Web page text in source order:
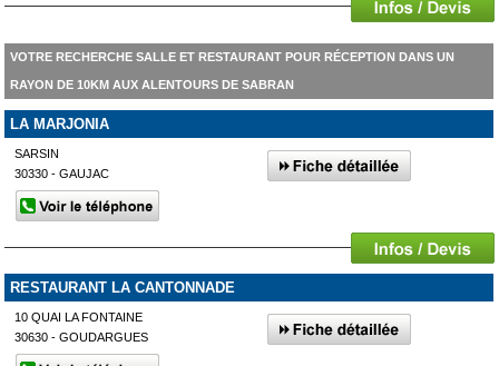
VOTRE RECHERCHE SALLE ET RESTAURANT POUR RÉCEPTION DANS UN
RAYON DE 10KM AUX ALENTOURS DE SABRAN
LA MARJONIA
SARSIN
30330 - GAUJAC
RESTAURANT LA CANTONNADE
10 QUAI LA FONTAINE
30630 - GOUDARGUES